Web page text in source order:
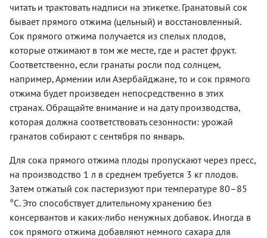
читать и трактовать надписи на этикетке. Гранатовый сок
бывает прямого отжима (цельный) и восстановленный.
Сок прямого отжима получается из спелых плодов,
которые отжимают в том же месте, где и растет фрукт.
Соответственно, если гранаты росли под солнцем,
например, Армении или Азербайджане, то и сок прямого
отжима будет произведен непосредственно в этих
странах. Обращайте внимание и на дату производства,
которая должна соответствовать сезонности: урожай
гранатов собирают с сентября по январь.
Для сока прямого отжима плоды пропускают через пресс,
на производство 1 л в среднем требуется 3 кг плодов.
Затем отжатый сок пастеризуют при температуре 80–85
°С. Это способствует длительному хранению без
консервантов и каких-либо ненужных добавок. Иногда в
сок прямого отжима добавляют немного сахара для